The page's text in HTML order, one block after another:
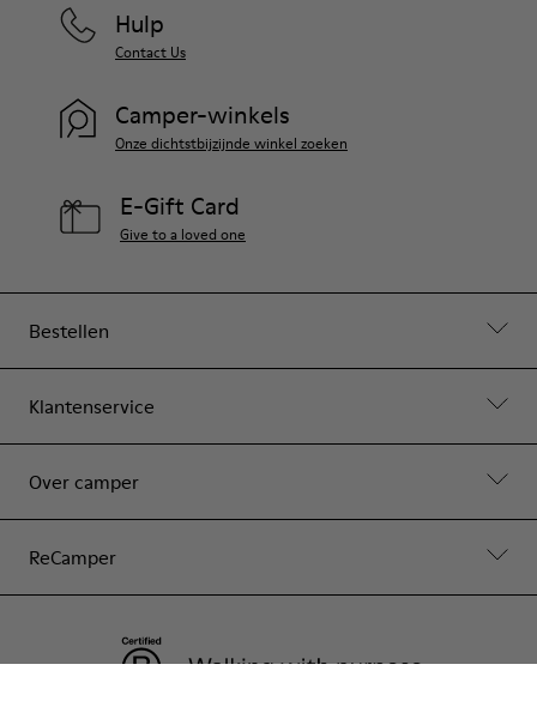
Bestellen
Klantenservice
Over camper
ReCamper
Hulp
Contact Us
Camper-winkels
Onze dichtstbijzijnde winkel zoeken
E-Gift Card
Give to a loved one